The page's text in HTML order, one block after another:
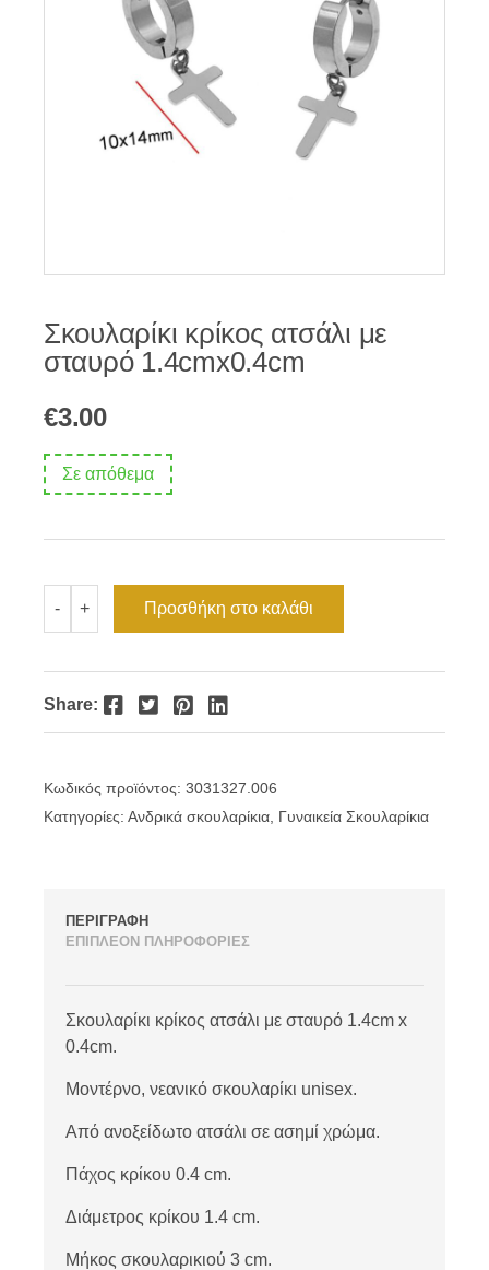
Σκουλαρίκι κρίκος ατσάλι με
σταυρό 1.4cmx0.4cm
€3.00
Σε απόθεμα
-
κρίκος
ατσάλι
σταυρό
1.4cmx0.4cm
ποσότητα
+ Προσθήκη στο καλάθι
Share: Facebook Twitter Pinterest LinkedIn
Κωδικός προϊόντος: 3031327.006
Κατηγορίες: Ανδρικά σκουλαρίκια Γυναικεία Σκουλαρίκια
ΠΕΡΙΓΡΑΦΗ
ΕΠΙΠΛΕΟΝ ΠΛΗΡΟΦΟΡΙΕΣ
Σκουλαρίκι κρίκος ατσάλι με σταυρό 1.4cm x
0.4cm.
Μοντέρνο, νεανικό σκουλαρίκι unisex.
Από ανοξείδωτο ατσάλι σε ασημί χρώμα.
Πάχος κρίκου 0.4 cm.
Διάμετρος κρίκου 1.4 cm.
Μήκος σκουλαρικιού 3 cm.